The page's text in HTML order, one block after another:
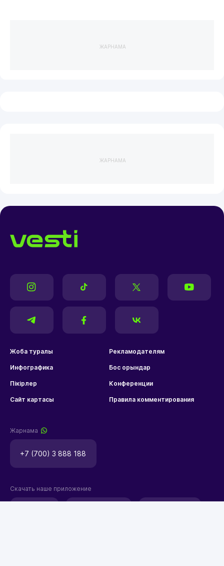
ЖАРНАМА
ЖАРНАМА
Жоба туралы Рекламодателям
Инфографика Бос орындар
Пікірлер Конференции
Сайт картасы Правила комментирования
Жарнама
+7 (700) 3 888 188
Скачать наше приложение